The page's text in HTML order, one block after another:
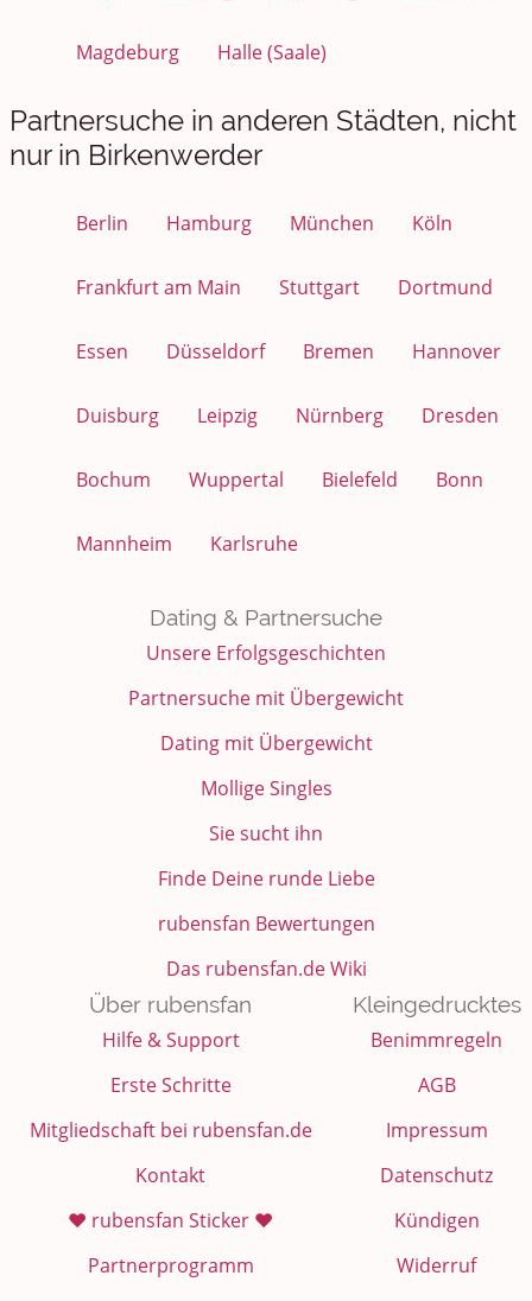
Magdeburg Halle (Saale)
Partnersuche in anderen Städten, nicht
nur in Birkenwerder
Berlin Hamburg München Köln
Frankfurt am Main Stuttgart Dortmund
Essen Düsseldorf Bremen Hannover
Duisburg Leipzig Nürnberg Dresden
Bochum Wuppertal Bielefeld Bonn
Mannheim Karlsruhe
Dating & Partnersuche
Unsere Erfolgsgeschichten
Partnersuche mit Übergewicht
Dating mit Übergewicht
Mollige Singles
Sie sucht ihn
Finde Deine runde Liebe
rubensfan Bewertungen
Das rubensfan.de Wiki
Über rubensfan
Hilfe & Support
Erste Schritte
Mitgliedschaft bei rubensfan.de
Kontakt
❤️ rubensfan Sticker ❤️
Partnerprogramm
Kleingedrucktes
Benimmregeln
AGB
Impressum
Datenschutz
Kündigen
Widerruf